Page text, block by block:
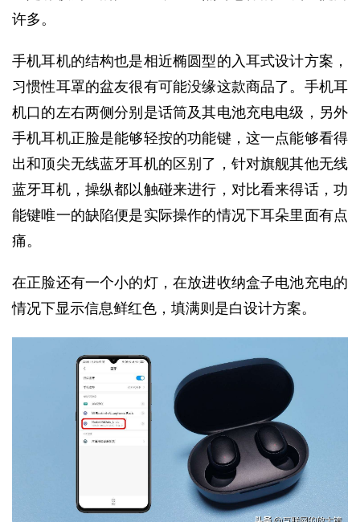
许多。
手机耳机的结构也是相近椭圆型的入耳式设计方案，
习惯性耳罩的盆友很有可能没缘这款商品了。手机耳
机口的左右两侧分别是话筒及其电池充电电级，另外
手机耳机正脸是能够轻按的功能键，这一点能够看得
出和顶尖无线蓝牙耳机的区别了，针对旗舰其他无线
蓝牙耳机，操纵都以触碰来进行，对比看来得话，功
能键唯一的缺陷便是实际操作的情况下耳朵里面有点
痛。
在正脸还有一个小的灯，在放进收纳盒子电池充电的
情况下显示信息鲜红色，填满则是白设计方案。